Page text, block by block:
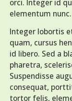
orci. Integer id
elementum nunc.
Integer lobortis
quam, cursus
id libero. Sed a
pharetra,
Suspendisse
consequat,
tortor felis,